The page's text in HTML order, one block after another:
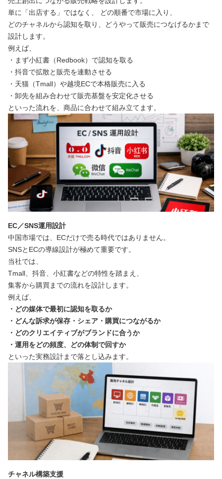
単に「出店する」ではなく、 どの順番で市場に入り、
どのチャネルから認知を取り、どうやって販売につなげるかまで
設計します。
例えば、
・まず小紅書（Redbook）で認知を取る
・抖音で拡散と販売を連動させる
・天猫（Tmall）や越境ECで本格販売に入る
・卸先を組み合わせて販売基盤を安定化させる
といった流れを、商品に合わせて組み立てます。
EC／SNS運用設計
中国市場では、ECだけで売る時代ではありません。
SNSとECの導線設計が極めて重要です。
当社では、
Tmall、抖音、小紅書などの特性を踏まえ、
集客から購買までの流れを設計します。
例えば、
・どの媒体で最初に認知を取るか
・どんな訴求が保存・シェア・購買につながるか
・どのクリエイティブがブランドに合うか
・運用をどの頻度、どの体制で回すか
といった実務設計まで落とし込みます。
チャネル構築支援